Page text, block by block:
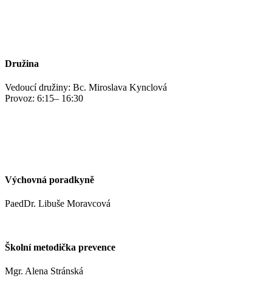
Družina
Vedoucí družiny: Bc. Miroslava Kynclová
Provoz: 6:15– 16:30
Výchovná poradkyně
PaedDr. Libuše Moravcová
Školní metodička prevence
Mgr. Alena Stránská